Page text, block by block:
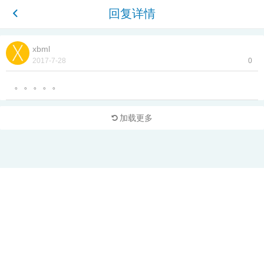
回复详情
xbml
2017-7-28 0
。。。。。
加载更多